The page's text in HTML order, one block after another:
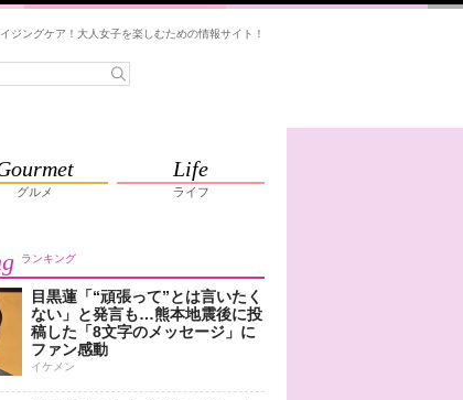
ジングケア！大人女子を楽しむための情報サイト！
グルメ
Life
ライフ
ランキング
目黒蓮「“頑張って”とは言いたく
ない」と発言も…熊本地震後に投
稿した「8文字のメッセージ」に
ファン感動
イケメン